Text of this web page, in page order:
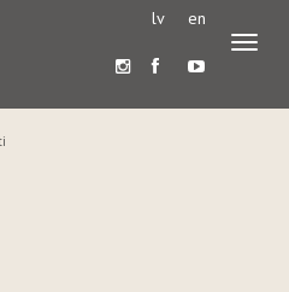
lv en